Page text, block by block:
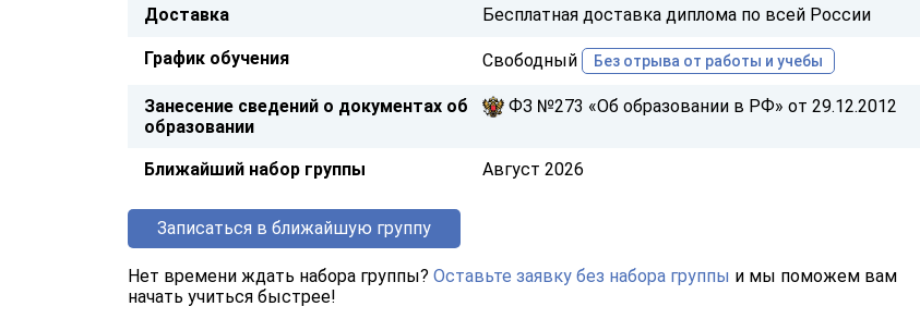
Доставка Бесплатная доставка диплома по всей России
График обучения Свободный Без отрыва от работы и учебы
Занесение сведений о документах об
образовании
ФЗ №273 «Об образовании в РФ» от 29.12.2012
Ближайший набор группы Август 2026
Записаться в ближайшую группу
Нет времени ждать набора группы? Оставьте заявку без набора группы и мы поможем вам
начать учиться быстрее!